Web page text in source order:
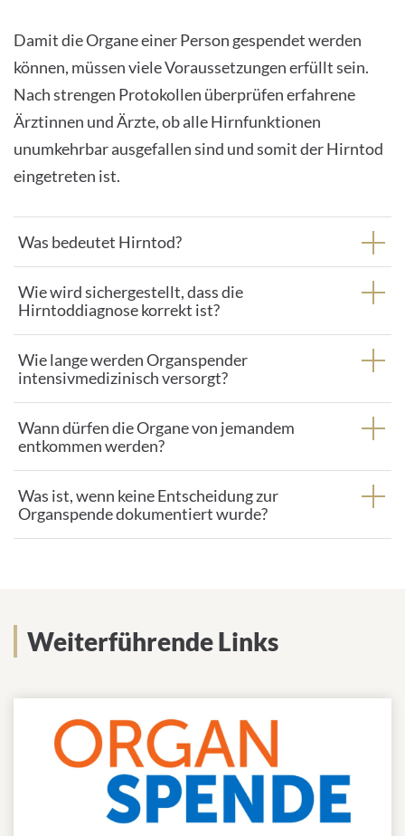
Damit die Organe einer Person gespendet werden
können, müssen viele Voraussetzungen erfüllt sein.
Nach strengen Protokollen überprüfen erfahrene
Ärztinnen und Ärzte, ob alle Hirnfunktionen
unumkehrbar ausgefallen sind und somit der Hirntod
eingetreten ist.
Was bedeutet Hirntod?
Wie wird sichergestellt, dass die
Hirntoddiagnose korrekt ist?
Wie lange werden Organspender
intensivmedizinisch versorgt?
Wann dürfen die Organe von jemandem
entkommen werden?
Was ist, wenn keine Entscheidung zur
Organspende dokumentiert wurde?
Weiterführende Links